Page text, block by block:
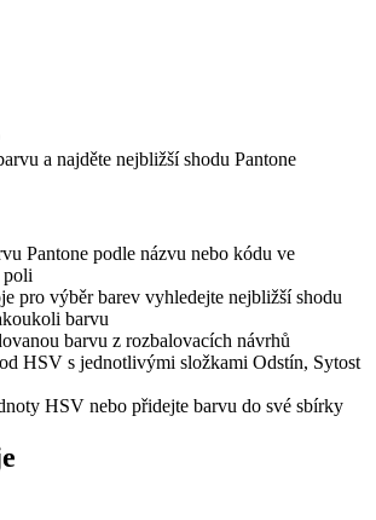
a najděte nejbližší shodu Pantone
Pantone podle názvu nebo kódu ve
poli
pro výběr barev vyhledejte nejbližší shodu
barvu
barvu z rozbalovacích návrhů
HSV s jednotlivými složkami Odstín, Sytost
HSV nebo přidejte barvu do své sbírky